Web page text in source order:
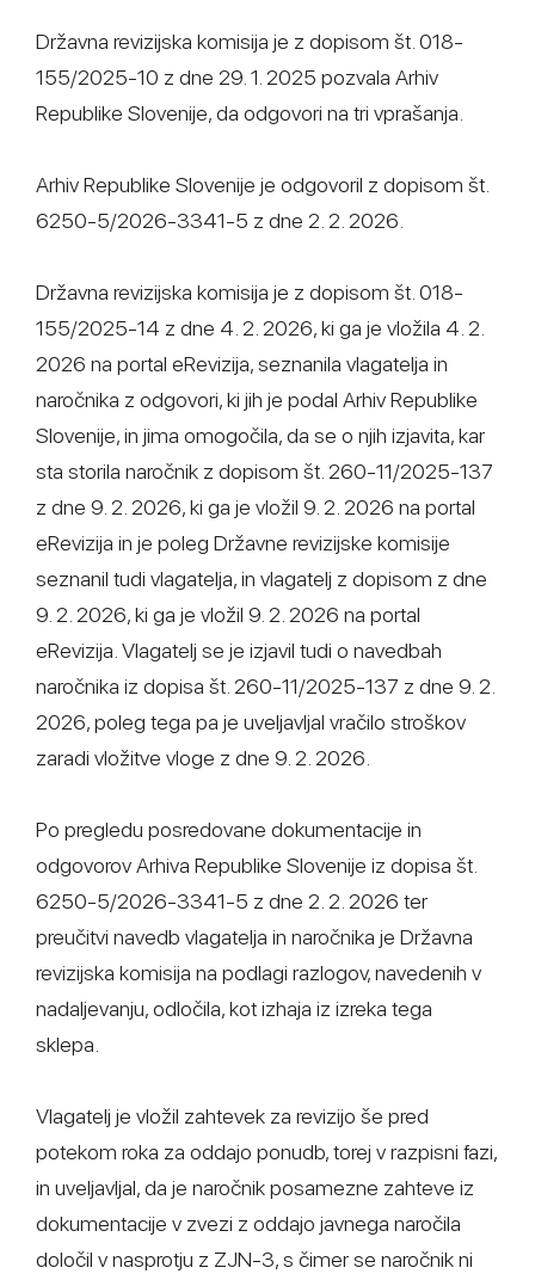
Državna revizijska komisija je z dopisom št. 018-
155/2025-10 z dne 29. 1. 2025 pozvala Arhiv
Republike Slovenije, da odgovori na tri vprašanja.
Arhiv Republike Slovenije je odgovoril z dopisom št.
6250-5/2026-3341-5 z dne 2. 2. 2026.
Državna revizijska komisija je z dopisom št. 018-
155/2025-14 z dne 4. 2. 2026, ki ga je vložila 4. 2.
2026 na portal eRevizija, seznanila vlagatelja in
naročnika z odgovori, ki jih je podal Arhiv Republike
Slovenije, in jima omogočila, da se o njih izjavita, kar
sta storila naročnik z dopisom št. 260-11/2025-137
z dne 9. 2. 2026, ki ga je vložil 9. 2. 2026 na portal
eRevizija in je poleg Državne revizijske komisije
seznanil tudi vlagatelja, in vlagatelj z dopisom z dne
9. 2. 2026, ki ga je vložil 9. 2. 2026 na portal
eRevizija. Vlagatelj se je izjavil tudi o navedbah
naročnika iz dopisa št. 260-11/2025-137 z dne 9. 2.
2026, poleg tega pa je uveljavljal vračilo stroškov
zaradi vložitve vloge z dne 9. 2. 2026.
Po pregledu posredovane dokumentacije in
odgovorov Arhiva Republike Slovenije iz dopisa št.
6250-5/2026-3341-5 z dne 2. 2. 2026 ter
preučitvi navedb vlagatelja in naročnika je Državna
revizijska komisija na podlagi razlogov, navedenih v
nadaljevanju, odločila, kot izhaja iz izreka tega
sklepa.
Vlagatelj je vložil zahtevek za revizijo še pred
potekom roka za oddajo ponudb, torej v razpisni fazi,
in uveljavljal, da je naročnik posamezne zahteve iz
dokumentacije v zvezi z oddajo javnega naročila
določil v nasprotju z ZJN-3, s čimer se naročnik ni